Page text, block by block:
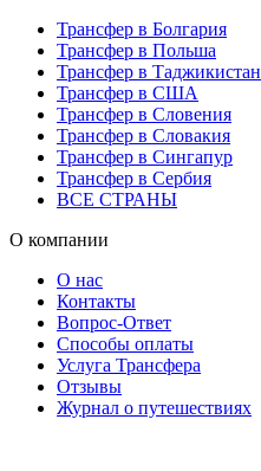
Трансфер в Болгария
Трансфер в Польша
Трансфер в Таджикистан
Трансфер в США
Трансфер в Словения
Трансфер в Словакия
Трансфер в Сингапур
Трансфер в Сербия
ВСЕ СТРАНЫ
О компании
О нас
Контакты
Вопрос-Ответ
Способы оплаты
Услуга Трансфера
Отзывы
Журнал о путешествиях